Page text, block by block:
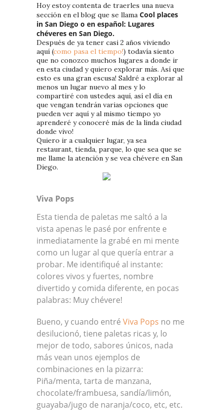
Hoy estoy contenta de traerles una nueva
sección en el blog que se llama Cool places
in San Diego o en español: Lugares
chéveres en San Diego.
Después de ya tener casi 2 años viviendo
aquí (como pasa el tiempo!) todavía siento
que no conozco muchos lugares a donde ir
en esta ciudad y quiero explorar más. Así que
esto es una gran escusa! Saldré a explorar al
menos un lugar nuevo al mes y lo
compartiré con ustedes aquí, así el día en
que vengan tendrán varias opciones que
pueden ver aquí y al mismo tiempo yo
aprenderé y conoceré más de la linda ciudad
donde vivo!
Quiero ir a cualquier lugar, ya sea
restaurant, tienda, parque, lo que sea que se
me llame la atención y se vea chévere en San
Diego.
Viva Pops
Esta tienda de paletas me saltó a la
vista apenas le pasé por enfrente e
inmediatamente la grabé en mi mente
como un lugar al que quería entrar a
probar. Me identifiqué al instante:
colores vivos y fuertes, nombre
divertido y comida diferente, en pocas
palabras: Muy chévere!
Bueno, y cuando entré Viva Pops no me
desilucionó, tiene paletas ricas y, lo
mejor de todo, sabores únicos, nada
más vean unos ejemplos de
combinaciones en la pizarra:
Piña/menta, tarta de manzana,
chocolate/frambuesa, sandía/limón,
guayaba/jugo de naranja/coco, etc, etc.